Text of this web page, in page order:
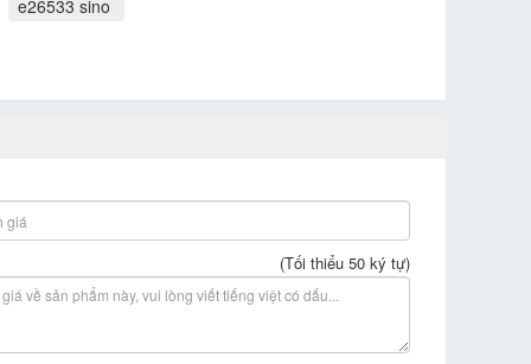
e26533 sino
(Tối thiểu 50 ký tự)